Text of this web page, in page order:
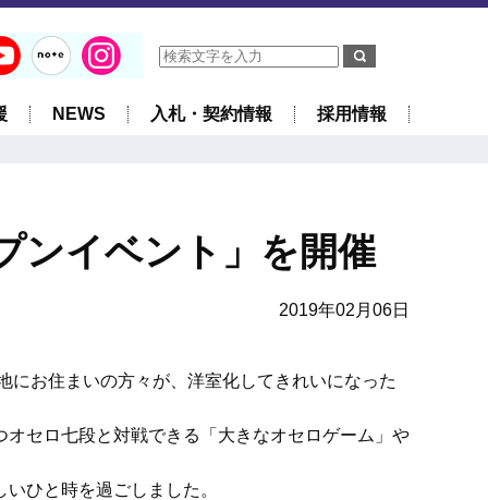
NEWS 入札・契約情報 採用情報
ンイベント」を開催
2019年02月06日
お住まいの方々が、洋室化してきれいになった
セロ七段と対戦できる「大きなオセロゲーム」や
ひと時を過ごしました。